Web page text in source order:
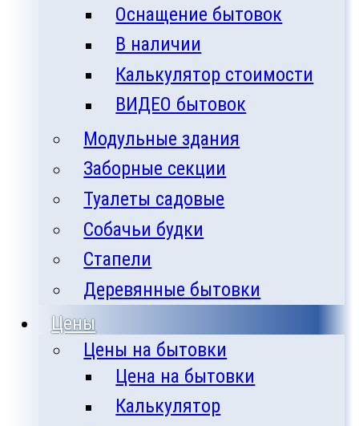
Оснащение бытовок
В наличии
Калькулятор стоимости
ВИДЕО бытовок
Модульные здания
Заборные секции
Туалеты садовые
Собачьи будки
Стапели
Деревянные бытовки
Цены
Цены на бытовки
Цена на бытовки
Калькулятор